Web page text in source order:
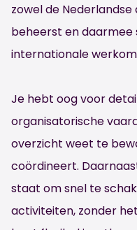
zowel de
beheerst en daarmee
internationale
Je hebt oog voor
organisatorische
overzicht weet te
coördineert.
staat om snel te
activiteiten, zonder